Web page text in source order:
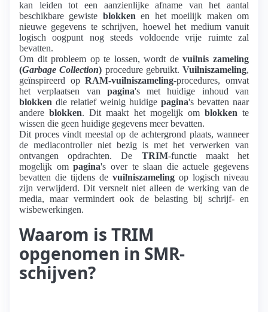
kan leiden tot een aanzienlijke afname van het aantal
beschikbare gewiste blokken en het moeilijk maken om
nieuwe gegevens te schrijven, hoewel het medium vanuit
logisch oogpunt nog steeds voldoende vrije ruimte zal
bevatten.
Om dit probleem op te lossen, wordt devuilnis zameling
(Garbage Collection) procedure gebruikt. Vuilniszameling,
geïnspireerd opRAM-vuilniszameling-procedures, omvat
het verplaatsen van pagina's met huidige inhoud van
blokken die relatief weinig huidige pagina's bevatten naar
andereblokken. Dit maakt het mogelijk om blokken te
wissen die geen huidige gegevens meer bevatten.
Dit proces vindt meestal op de achtergrond plaats, wanneer
de mediacontroller niet bezig is met het verwerken van
ontvangen opdrachten. De TRIM-functie maakt het
mogelijk ompagina's over te slaan die actuele gegevens
bevatten die tijdens de vuilniszameling op logisch niveau
zijn verwijderd. Dit versnelt niet alleen de werking van de
media, maar vermindert ook de belasting bij schrijf- en
wisbewerkingen.
Waarom is TRIM
opgenomen in SMR-
schijven?